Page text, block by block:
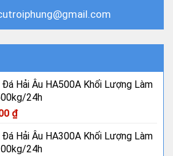
Đá Hải Âu HA500A Khối Lượng Làm
24h
₫
Đá Hải Âu HA300A Khối Lượng Làm
24h